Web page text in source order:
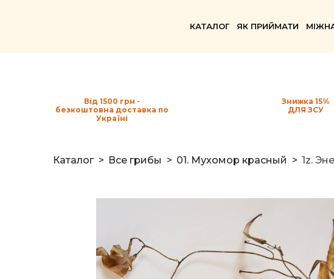
КАТАЛОГ ЯК ПРИЙМАТИ
Знижка 15%
ДЛЯ ЗСУ
Від 1500 грн -
безкоштовна доставка по
Україні
Каталог Все грибы 01. Мухомор красный 1z.